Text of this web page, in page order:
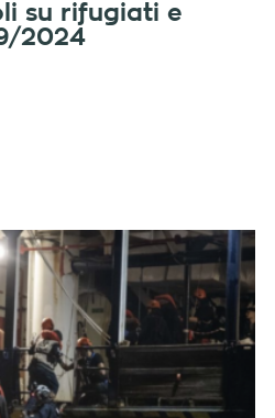
su rifugiati e
2024